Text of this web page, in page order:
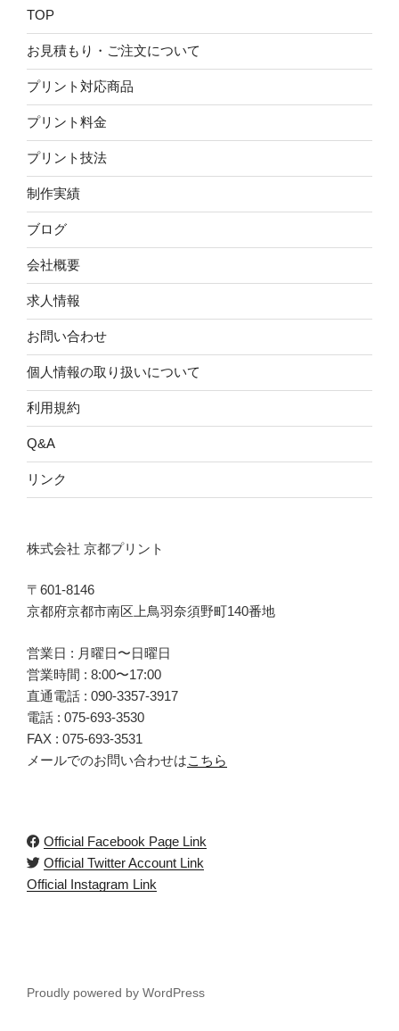
TOP
お見積もり・ご注文について
プリント対応商品
プリント料金
プリント技法
制作実績
ブログ
会社概要
求人情報
お問い合わせ
個人情報の取り扱いについて
利用規約
Q&A
リンク
株式会社 京都プリント
〒601-8146
京都府京都市南区上鳥羽奈須野町140番地
営業日 : 月曜日〜日曜日
営業時間 : 8:00〜17:00
直通電話 : 090-3357-3917
電話 : 075-693-3530
FAX : 075-693-3531
メールでのお問い合わせはこちら
Official Facebook Page Link
Official Twitter Account Link
Official Instagram Link
Proudly powered by WordPress